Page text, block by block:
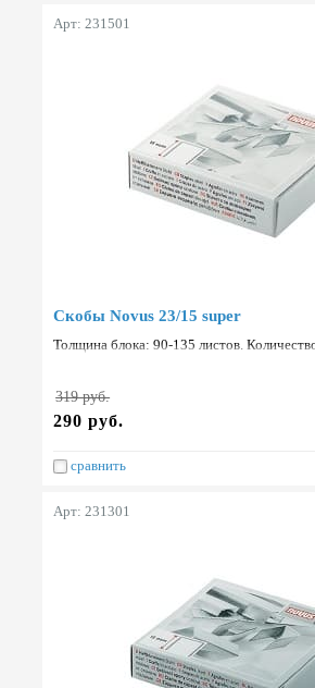
Арт: 231501
Скобы Novus 23/15 super
Толщина блока: 90-135 листов.
319 руб.
290 руб.
сравнить
Арт: 231301